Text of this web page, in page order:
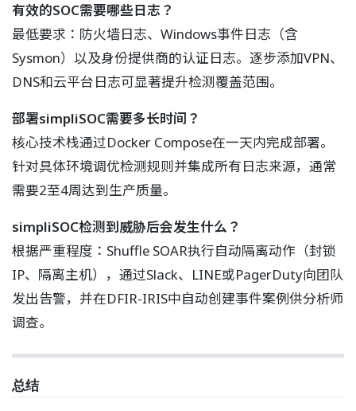
有效的SOC需要哪些日志？
最低要求：防火墙日志、Windows事件日志（含
Sysmon）以及身份提供商的认证日志。逐步添加VPN、
DNS和云平台日志可显著提升检测覆盖范围。
部署simpliSOC需要多长时间？
核心技术栈通过Docker Compose在一天内完成部署。
针对具体环境调优检测规则并集成所有日志来源，通常
需要2至4周达到生产质量。
simpliSOC检测到威胁后会发生什么？
根据严重程度：Shuffle SOAR执行自动隔离动作（封锁
IP、隔离主机），通过Slack、LINE或PagerDuty向团队
发出告警，并在DFIR-IRIS中自动创建事件案例供分析师
调查。
总结